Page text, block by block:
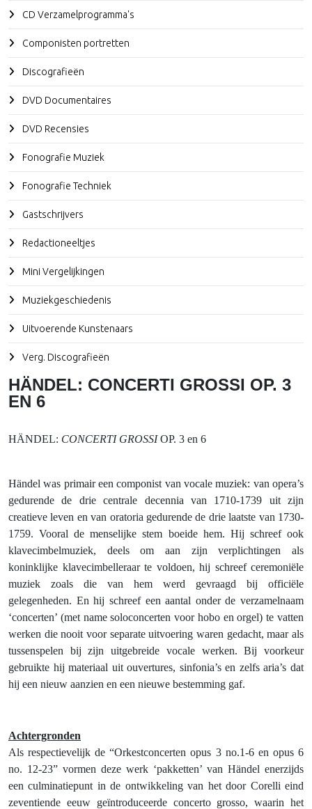
CD Verzamelprogramma's
Componisten portretten
Discografieën
DVD Documentaires
DVD Recensies
Fonografie Muziek
Fonografie Techniek
Gastschrijvers
Redactioneeltjes
Mini Vergelijkingen
Muziekgeschiedenis
Uitvoerende Kunstenaars
Verg. Discografieën
HÄNDEL: CONCERTI GROSSI OP. 3
EN 6
HÄNDEL: CONCERTI GROSSIOP. 3 en 6
Händel was primair een componist van vocale muziek: van opera’s
gedurende de drie centrale decennia van 1710-1739 uit zijn
creatieve leven en van oratoria gedurende de drie laatste van 1730-
1759. Vooral de menselijke stem boeide hem. Hij schreef ook
klavecimbelmuziek, deels om aan zijn verplichtingen als
koninklijke klavecimbelleraar te voldoen, hij schreef ceremoniële
muziek zoals die van hem werd gevraagd bij officiële
gelegenheden. En hij schreef een aantal onder de verzamelnaam
‘concerten’ (met name soloconcerten voor hobo en orgel) te vatten
werken die nooit voor separate uitvoering waren gedacht, maar als
tussenspelen bij zijn uitgebreide vocale werken. Bij voorkeur
gebruikte hij materiaal uit ouvertures, sinfonia’s en zelfs aria’s dat
hij een nieuw aanzien en een nieuwe bestemming gaf.
Achtergronden
Als respectievelijk de “Orkestconcerten opus 3 no.1-6 en opus 6
no. 12-23” vormen deze werk ‘pakketten’ van Händel enerzijds
een culminatiepunt in de ontwikkeling van het door Corelli eind
zeventiende eeuw geïntroduceerde concerto grosso, waarin het